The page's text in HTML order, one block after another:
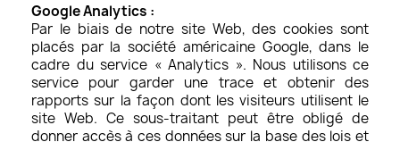
Google Analytics :
Par le biais de notre site Web, des cookies sont
placés par la société américaine Google, dans le
cadre du service « Analytics ». Nous utilisons ce
service pour garder une trace et obtenir des
rapports sur la façon dont les visiteurs utilisent le
site Web. Ce sous-traitant peut être obligé de
donner accès à ces données sur la base des lois et